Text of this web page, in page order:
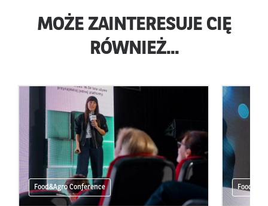
MOŻE ZAINTERESUJE CIĘ
RÓWNIEŻ...
Food&Agro Conference